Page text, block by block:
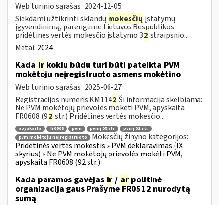
Web turinio sąrašas 2024-12-05
Siekdami užtikrinti sklandų mokesčių įstatymų
įgyvendinimą, parengėme Lietuvos Respublikos
pridėtinės vertės mokesčio įstatymo 32 straipsnio...
Metai: 2024
Kada ir kokiu būdu turi būti pateikta PVM
mokėtoju neįregistruoto asmens mokėtino
Web turinio sąrašas 2025-06-27
Registracijos numeris KM1142 Ši informacija skelbiama:
Ne PVM mokėtojų prievolės mokėti PVM, apyskaita
FR0608 (92 str.) Pridėtinės vertės mokesčio...
apyskaita fr0608 pvm pvmį 95 str
pvmį 92 str
pvm mokėtoju neįregistruoto
Mokesčių žinyno kategorijos:
Pridėtinės vertės mokestis » PVM deklaravimas (IX
skyrius) » Ne PVM mokėtojų prievolės mokėti PVM,
apyskaita FR0608 (92 str.)
Kada paramos gavėjas ir / ar politinė
organizacija gaus Prašyme FR0512 nurodytą
sumą